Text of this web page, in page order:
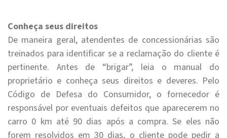
Conheça seus direitos
De maneira geral, atendentes de concessionárias são
treinados para identificar se a reclamação do cliente é
pertinente. Antes de “brigar”, leia o manual do
proprietário e conheça seus direitos e deveres. Pelo
Código de Defesa do Consumidor, o fornecedor é
responsável por eventuais defeitos que aparecerem no
carro 0 km até 90 dias após a compra. Se eles não
forem resolvidos em 30 dias, o cliente pode pedir a